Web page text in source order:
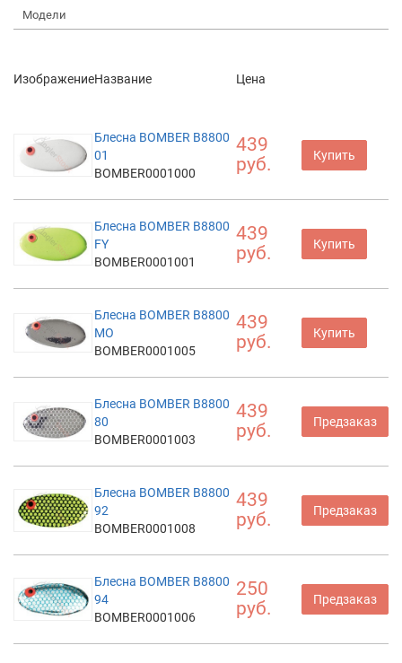
Модели
ИзображениеНазвание Цена
Блесна BOMBER B8800
01
BOMBER0001000
439
руб.
Купить
Блесна BOMBER B8800
FY
BOMBER0001001
439
руб.
Купить
Блесна BOMBER B8800
MO
BOMBER0001005
439
руб.
Купить
Блесна BOMBER B8800
80
BOMBER0001003
439
руб.
Предзаказ
Блесна BOMBER B8800
92
BOMBER0001008
439
руб.
Предзаказ
Блесна BOMBER B8800
94
BOMBER0001006
250
руб.
Предзаказ